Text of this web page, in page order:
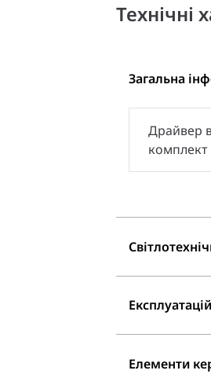
Технічні
Загальна
Драйвер
комплект
Елементи